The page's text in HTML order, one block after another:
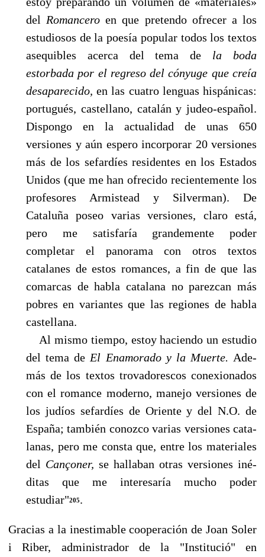
del Romanceroen que pretendo ofrecer a los
estudiosos de la poesía popular todos los tex­tos
asequibles acerca del tema de la boda
estorbada por el regreso del cónyuge que creía
desapa­recido,en las cuatro lenguas hispánicas:
portugués, castellano, catalán y judeo-español.
Dispongo en la actualidad de unas 650
versiones y aún espero incorporar 20 versiones
más de los sefardíes residentes en los Estados
Unidos (que me han ofrecido recientemente los
pro­fesores Armistead y Silverman). De
Cataluña poseo varias versiones, claro está,
pero me sa­tisfaría grandemente poder
completar el panorama con otros textos
catalanes de estos ro­mances, a fin de que las
comarcas de habla catalana no parezcan más
pobres en variantes que las regiones de habla
castellana.
Al mismo tiempo, estoy haciendo un estudio
del tema de El Enamorado y la Muerte. Ade­
más de los textos trovadorescos conexionados
con el romance moderno, manejo versiones de
los judíos sefardíes de Oriente y del N.O. de
España; también conozco varias versiones cata­
lanas, pero me consta que, entre los materiales
del Cançoner, se hallaban otras versiones iné­
ditas que me interesaría mucho poder
estudiar"205.
Gracias a la inestimable cooperación de Joan Soler
i Riber, administrador de la "Institució" en